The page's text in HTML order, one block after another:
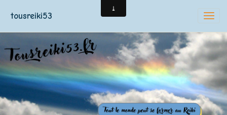
tousreiki53